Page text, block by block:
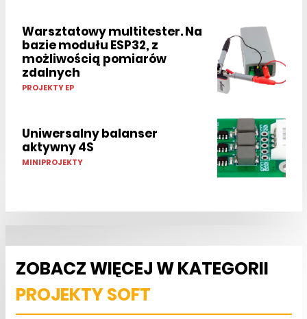
Warsztatowy multitester. Na
bazie modułu ESP32, z
możliwością pomiarów
zdalnych
PROJEKTY EP
Uniwersalny balanser
aktywny 4S
MINIPROJEKTY
ZOBACZ WIĘCEJ W KATEGORII
PROJEKTY SOFT